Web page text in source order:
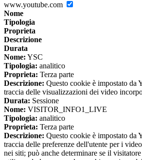
www.youtube.com
Nome
Tipologia
Proprieta
Descrizione
Durata
Nome: YSC
Tipologia: analitico
Proprieta: Terza parte
Descrizione: Questo cookie è impostato da
traccia delle visualizzazioni dei video
Durata: Sessione
Nome: VISITOR_INFO1_LIVE
Tipologia: analitico
Proprieta: Terza parte
Descrizione: Questo cookie è impostato da
traccia delle preferenze dell'utente per i
nei siti; può anche determinare se il